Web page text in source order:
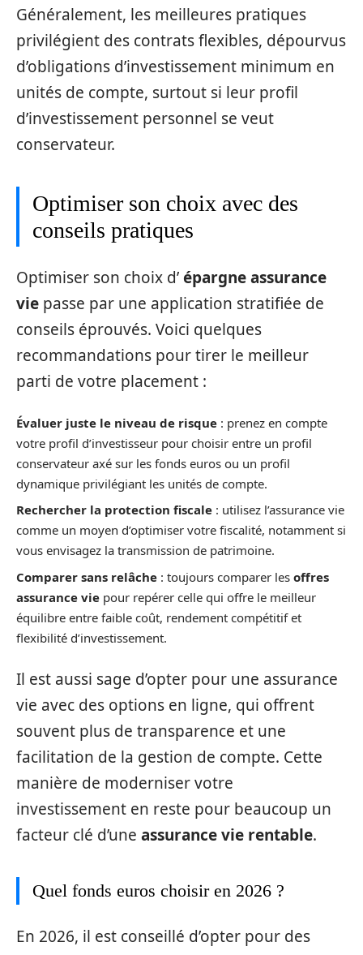
Généralement, les meilleures pratiques
privilégient des contrats flexibles, dépourvus
d’obligations d’investissement minimum en
unités de compte, surtout si leur profil
d’investissement personnel se veut
conservateur.
Optimiser son choix avec des
conseils pratiques
Optimiser son choix d’épargne assurance
vie passe par une application stratifiée de
conseils éprouvés. Voici quelques
recommandations pour tirer le meilleur
parti de votre placement :
Évaluer juste le niveau de risque : prenez en compte
votre profil d’investisseur pour choisir entre un profil
conservateur axé sur les fonds euros ou un profil
dynamique privilégiant les unités de compte.
Rechercher la protection fiscale : utilisez l’assurance vie
comme un moyen d’optimiser votre fiscalité, notamment si
vous envisagez la transmission de patrimoine.
Comparer sans relâche : toujours comparer les offres
assurance vie pour repérer celle qui offre le meilleur
équilibre entre faible coût, rendement compétitif et
flexibilité d’investissement.
Il est aussi sage d’opter pour une assurance
vie avec des options en ligne, qui offrent
souvent plus de transparence et une
facilitation de la gestion de compte. Cette
manière de moderniser votre
investissement en reste pour beaucoup un
facteur clé d’une assurance vie rentable.
Quel fonds euros choisir en 2026 ?
En 2026, il est conseillé d’opter pour des